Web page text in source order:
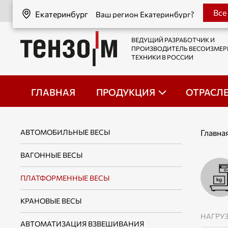
Екатеринбург Ваш регион Екатеринбург?
Екатеринбург
ВЕДУЩИЙ РАЗРАБОТЧИК И
ПРОИЗВОДИТЕЛЬ
ТЕХНИКИ В РОССИИ
ГЛАВНАЯ ПРОДУКЦИЯ
АВТОМОБИЛЬНЫЕ ВЕСЫ
ВАГОННЫЕ ВЕСЫ
ПЛАТФОРМЕННЫЕ ВЕСЫ
КРАНОВЫЕ ВЕСЫ
АВТОМАТИЗАЦИЯ ВЗВЕШИВАНИЯ